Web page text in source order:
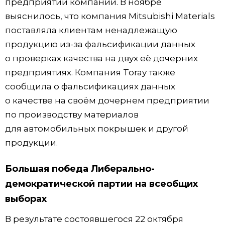
предприятий компании. В ноябре
выяснилось, что компания Mitsubishi Materials
поставляла клиентам ненадлежащую
продукцию из-за фальсификации данных
о проверках качества на двух её дочерних
предприятиях. Компания Toray также
сообщила о фальсификациях данных
о качестве на своём дочернем предприятии
по производству материалов
для автомобильных покрышек и другой
продукции.
Большая победа Либерально-
демократической партии на всеобщих
выборах
В результате состоявшегося 22 октября